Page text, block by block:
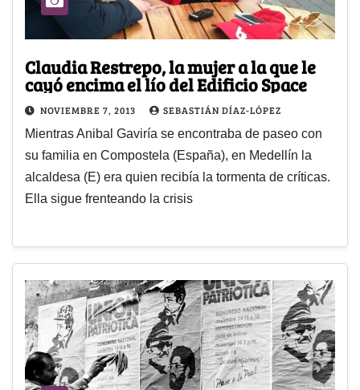
Claudia Restrepo, la mujer a la que le
cayó encima el lío del Edificio Space
NOVIEMBRE 7, 2013 SEBASTIÁN DÍAZ-LÓPEZ
Mientras Anibal Gaviría se encontraba de paseo con
su familia en Compostela (España), en Medellín la
alcaldesa (E) era quien recibía la tormenta de críticas.
Ella sigue frenteando la crisis